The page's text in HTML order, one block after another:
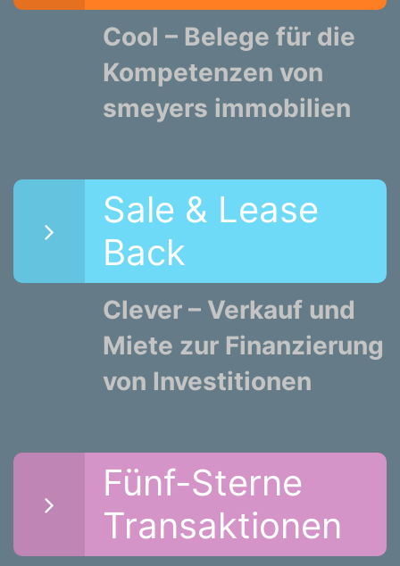
Cool – Belege für die
Kompetenzen von
smeyers immobilien
Sale & Lease
Back
Clever – Verkauf und
Miete zur Finanzierung
von Investitionen
Fünf-Sterne
Transaktionen